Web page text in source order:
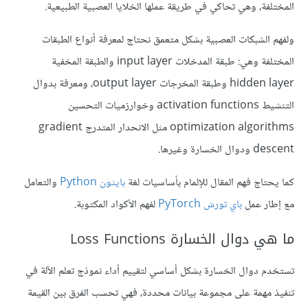
المختلفة، وهي تحاكي في طريقة عملها الخلايا العصبية الطبيعية.
ولفهم الشبكات العصبية بشكل متعمق نحتاج لمعرفة أنواع الطبقات
المختلفة وهي: طبقة المدخلات input layer والطبقة المخفية
hidden layer وطبقة المخرجات output layer، ومعرفة بدوال
التنشيط activation functions وخوارزميات التحسين
optimization algorithms مثل الانحدار المتدرج gradient
descent ودوال الخسارة وغيرها.
كما يحتاج فهم المقال للإلمام بأساسيات لغةبايثون Python
والتعامل
مع إطار عملباي تورش PyTorch لفهم الأكواد المكتوبة.
ما هي دوال الخسارة Loss Functions
تستخدم دوال الخسارة بشكل أساسي لتقييم أداء نموذج تعلم الآلة في
تنفيذ مهمة على مجموعة بيانات محددة، فهي تحسب الفرق بين القيمة